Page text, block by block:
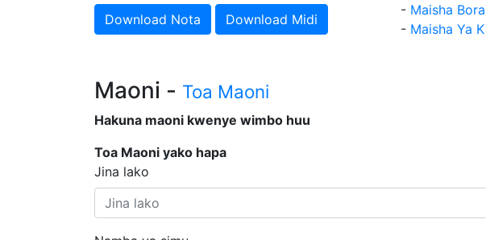
Download Nota Download Midi
- Maisha Bora
- Maisha Ya
Maoni - Toa Maoni
Hakuna maoni kwenye wimbo huu
Toa Maoni yako hapa
Jina lako